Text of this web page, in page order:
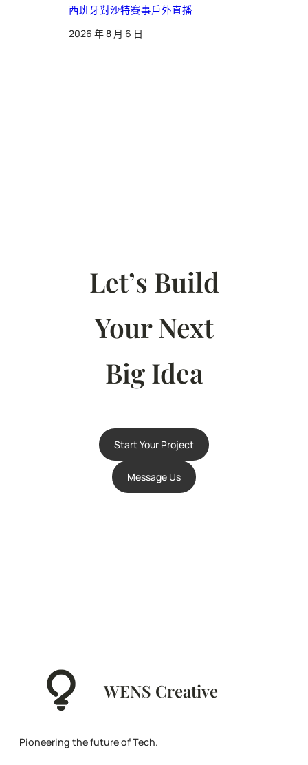
西班牙對沙特賽事戶外直播
2026 年 8 月 6 日
Let’s Build
Your Next
Big Idea
Start Your Project
Message Us
WENS Creative
Pioneering the future of Tech.